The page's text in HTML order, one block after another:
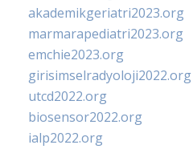
akademikgeriatri2023.org
marmarapediatri2023.org
emchie2023.org
girisimselradyoloji2022.org
utcd2022.org
biosensor2022.org
ialp2022.org